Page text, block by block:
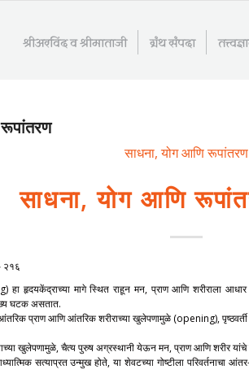
श्रीअरविंद व श्रीमाताजी ग्रंथ संपदा
साधना, योग आणि रूपांतरण
साधना, योग आणि
२१६
हृदयकेंद्राच्या मागे स्थित राहून मन, प्राण आणि शरीराला
घटक असतात.
प्राण आणि आंतरिक शरीराच्या खुलेपणामुळे (opening), पृष्ठवर्ती
खुलेपणामुळे, चैत्य पुरुष अग्रस्थानी येऊन मन, प्राण आणि शरीर यांचे
सत्याप्रत उन्मुख होते, या शेवटच्या गोष्टीला